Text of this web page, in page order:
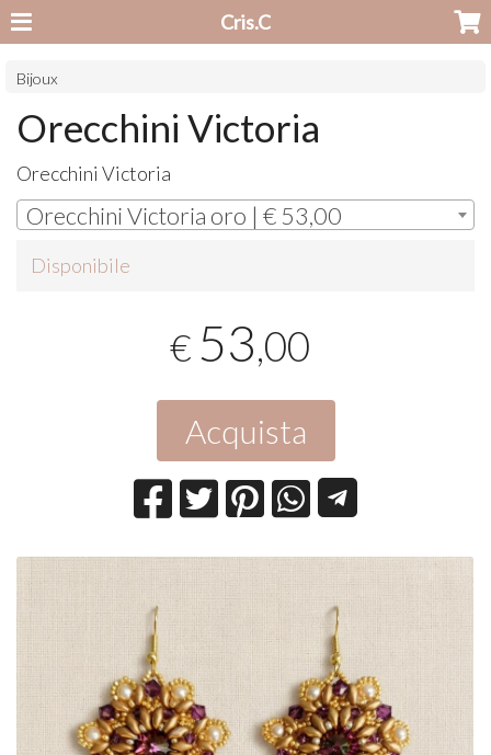
Cris.C
Bijoux
Orecchini Victoria
Orecchini Victoria
Orecchini Victoria oro | € 53,00
Disponibile
€ 53,00
Acquista